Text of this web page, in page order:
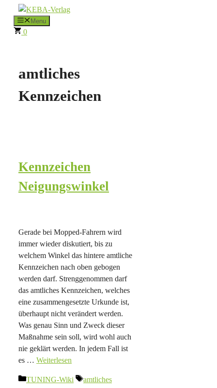
Inhalt
springen
Menu
0
amtliches
Kennzeichen
Kennzeichen
Neigungswinkel
Gerade bei Mopped-Fahrern wird
immer wieder diskutiert, bis zu
welchem Winkel das hintere amtliche
Kennzeichen nach oben gebogen
werden darf. Strenggenommen darf
das amtliches Kennzeichen, welches
eine zusammengesetzte Urkunde ist,
überhaupt nicht verändert werden.
Was genau Sinn und Zweck dieser
Maßnahme sein soll, wird wohl auch
nie geklärt werden. In jedem Fall ist
es … Weiterlesen
Kategorien
TUNING-Wiki Schlagwörter
amtliches